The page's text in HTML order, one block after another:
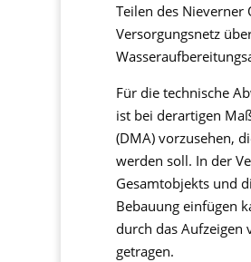
Teilen des
Versorgungsnetz
Für die technische
ist bei derartigen
(DMA) vorzusehen,
werden soll. In der
Gesamtobjekts und
Bebauung einfügen
durch das Aufzeigen
getragen.